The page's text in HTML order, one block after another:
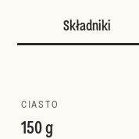
Składniki
CIASTO
150 g